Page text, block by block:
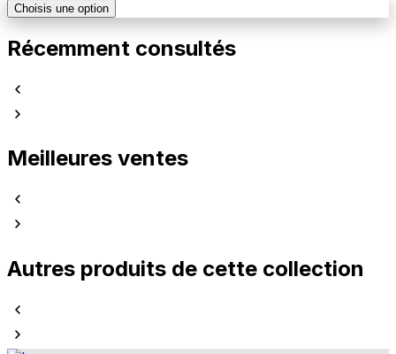
Choisis une option
Récemment consultés
Meilleures ventes
Autres produits de cette collection